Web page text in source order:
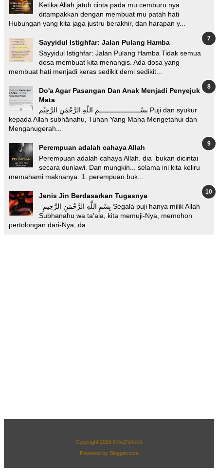
Ketika Allah jatuh cinta pada mu cemburu nya
ditampakkan dengan membuat mu patah hati
Hubungan yang kita jaga justru berakhir, dan harapan y...
Sayyidul Istighfar: Jalan Pulang Hamba
Sayyidul Istighfar: Jalan Pulang Hamba Tidak semua
dosa membuat kita menangis. Ada dosa yang
membuat hati menjadi keras sedikit demi sedikit...
Do'a Agar Pasangan Dan Anak Menjadi Penyejuk
Mata
بسْـــــــــــــــــــــمِ اللّهِ الرَّحْمَنِ الرَّحِيْم Puji dan syukur
kepada Allah subhânahu, Tuhan Yang Maha Mengetahui dan
Menganugerah...
Perempuan adalah cahaya Allah
Perempuan adalah cahaya Allah. dia bukan dicintai
secara duniawi. Dan mungkin... selama ini kita keliru
memahami maknanya. 1. perempuan buk...
Jenis Jin Berdasarkan Tugasnya
Subhanahu wa ta’ala, kita memuji-Nya, memohon
pertolongan dari-Nya, da...
Copyright 2025 𝕄𝔸ℤℕ𝔸ℝ𝔸
Powered by Blogger.com